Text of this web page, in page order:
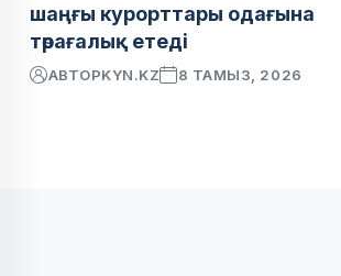
шаңғы курорттары одағына
төрағалық етеді
АВТОРKYN.KZ 8 ТАМЫЗ, 2026